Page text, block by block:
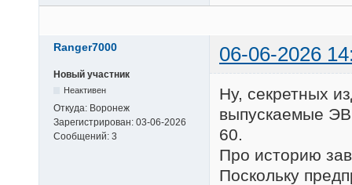
Ranger7000 06-06-2026
Новый участник
Неактивен
Откуда: Воронеж
Зарегистрирован: 03-06-2026
Сообщений: 3
Ну, секретных
выпускаемые
60.
Про историю
Поскольку